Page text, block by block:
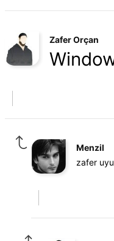
Zafer Orçan
Menzil
zafer